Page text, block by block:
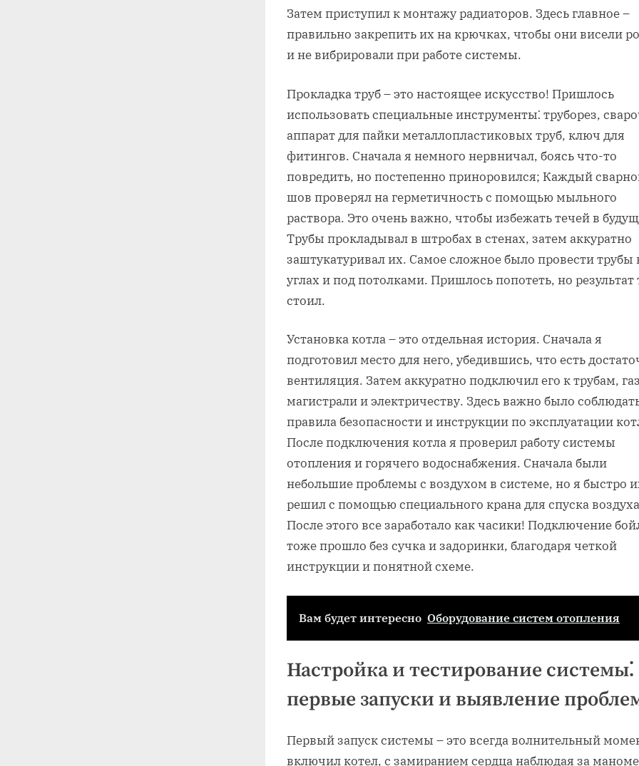
Затем приступил к монтажу радиаторов. Здесь главное –
правильно закрепить их на крючках, чтобы они висели
и не вибрировали при работе системы.
Прокладка труб – это настоящее искусство! Пришлось
использовать специальные инструменты⁚ труборез,
аппарат для пайки металлопластиковых труб, ключ для
фитингов. Сначала я немного нервничал, боясь что-то
повредить, но постепенно приноровился; Каждый
шов проверял на герметичность с помощью мыльного
раствора. Это очень важно, чтобы избежать течей в
Трубы прокладывал в штробах в стенах, затем аккуратно
заштукатуривал их. Самое сложное было провести трубы
углах и под потолками. Пришлось попотеть, но результат
стоил.
Установка котла – это отдельная история. Сначала я
подготовил место для него, убедившись, что есть
вентиляция. Затем аккуратно подключил его к трубам,
магистрали и электричеству. Здесь важно было
правила безопасности и инструкции по эксплуатации
После подключения котла я проверил работу системы
отопления и горячего водоснабжения. Сначала были
небольшие проблемы с воздухом в системе, но я быстро
решил с помощью специального крана для спуска
После этого все заработало как часики! Подключение
тоже прошло без сучка и задоринки, благодаря четкой
инструкции и понятной схеме.
Вам будет интересно Оборудование систем отопления
Настройка и тестирование системы⁚
первые запуски и выявление
Первый запуск системы – это всегда волнительный
включил котел, с замиранием сердца наблюдая за